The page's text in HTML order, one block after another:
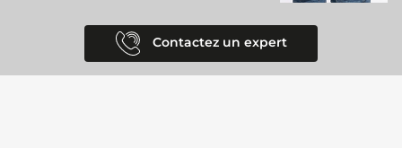
Contactez un expert